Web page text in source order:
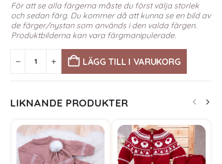
För att se alla färgerna måste du först välja storlek
och sedan färg. Du kommer då att kunna se en bild av
de färger/nystan som används i den valda färgen.
Produktbilderna kan vara färgmanipulerade.
LÄGG TILL I VARUKORG
LIKNANDE PRODUKTER